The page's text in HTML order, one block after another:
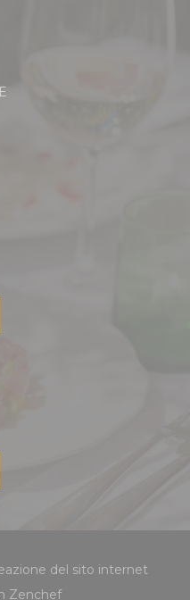
del sito internet
Zenchef((apre una nuova